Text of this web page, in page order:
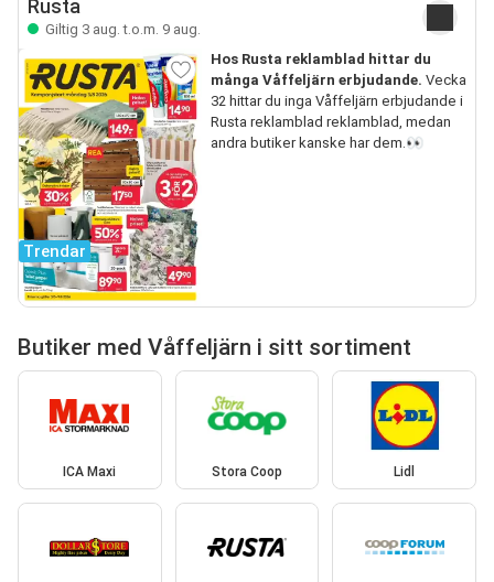
Rusta
Giltig 3 aug. t.o.m. 9 aug.
Trendar
Hos Rusta reklamblad hittar du
många Våffeljärn erbjudande. Vecka
32 hittar du inga Våffeljärn erbjudande i
Rusta reklamblad reklamblad, medan
andra butiker kanske har dem.👀
Butiker med Våffeljärn i sitt sortiment
ICA Maxi Stora Coop Lidl